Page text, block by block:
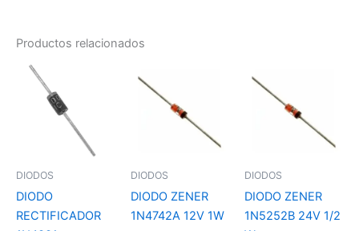
Productos relacionados
DIODOS
DIODO
RECTIFICADOR
DIODOS
DIODO ZENER
1N4742A 12V 1W
DIODOS
DIODO ZENER
1N5252B 24V 1/2